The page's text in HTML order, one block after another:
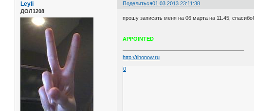
Поделиться01.03.2013 23:11:38
Leyli
ДОЛ1208
прошу записать меня на 06 марта на 11.45, спасибо!
APPOINTED
http://tihonow.ru
0